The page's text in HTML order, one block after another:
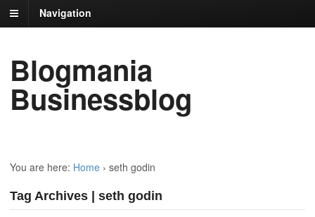
Navigation
Blogmania
Businessblog
You are here: Home › seth godin
Tag Archives | seth godin